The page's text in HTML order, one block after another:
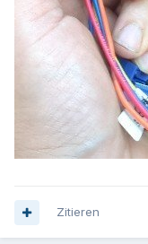
Zitieren